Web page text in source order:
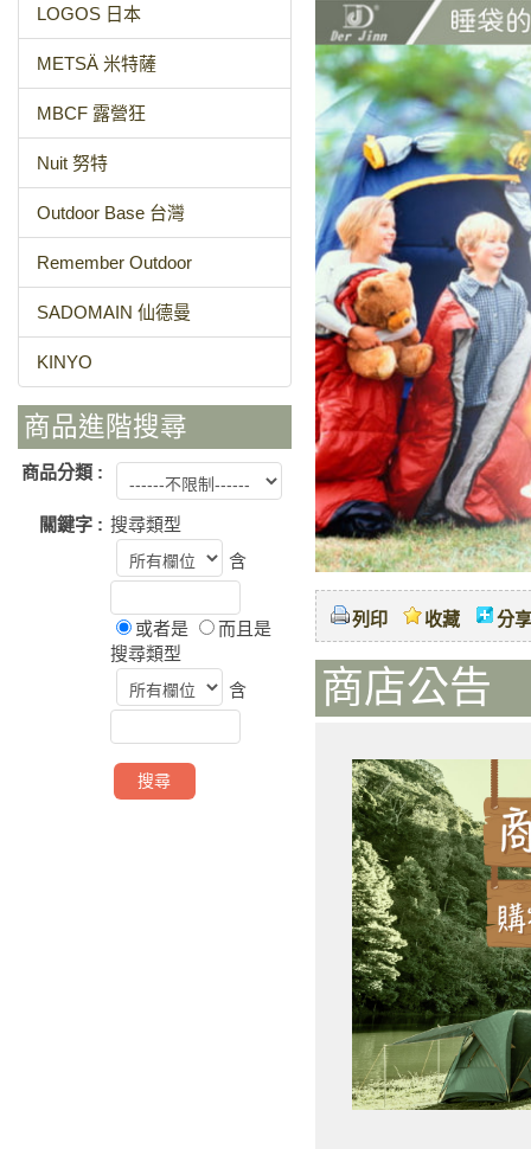
LOGOS 日本
METSÄ 米特薩
MBCF 露營狂
Nuit 努特
Outdoor Base 台灣
Remember Outdoor
SADOMAIN 仙德曼
KINYO
商品進階搜尋
商品分類 :
關鍵字 : 搜尋類型
含
或者是
而且是
搜尋類型
含
列印 收藏 分享
商店公告